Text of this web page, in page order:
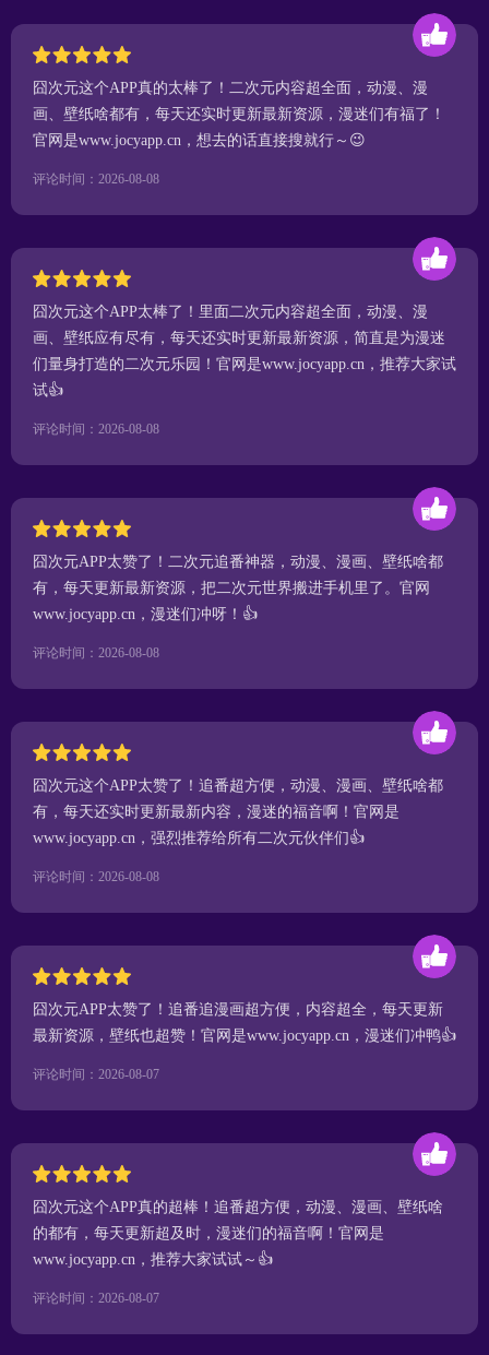
囧次元这个APP真的太棒了！二次元内容超全面，动漫、漫
画、壁纸啥都有，每天还实时更新最新资源，漫迷们有福了！
官网是www.jocyapp.cn，想去的话直接搜就行～😉
评论时间：2026-08-08
囧次元这个APP太棒了！里面二次元内容超全面，动漫、漫
画、壁纸应有尽有，每天还实时更新最新资源，简直是为漫迷
们量身打造的二次元乐园！官网是www.jocyapp.cn，推荐大家试
试👍
评论时间：2026-08-08
囧次元APP太赞了！二次元追番神器，动漫、漫画、壁纸啥都
有，每天更新最新资源，把二次元世界搬进手机里了。官网
www.jocyapp.cn，漫迷们冲呀！👍
评论时间：2026-08-08
囧次元这个APP太赞了！追番超方便，动漫、漫画、壁纸啥都
有，每天还实时更新最新内容，漫迷的福音啊！官网是
www.jocyapp.cn，强烈推荐给所有二次元伙伴们👍
评论时间：2026-08-08
囧次元APP太赞了！追番追漫画超方便，内容超全，每天更新
最新资源，壁纸也超赞！官网是www.jocyapp.cn，漫迷们冲鸭👍
评论时间：2026-08-07
囧次元这个APP真的超棒！追番超方便，动漫、漫画、壁纸啥
的都有，每天更新超及时，漫迷们的福音啊！官网是
www.jocyapp.cn，推荐大家试试～👍
评论时间：2026-08-07